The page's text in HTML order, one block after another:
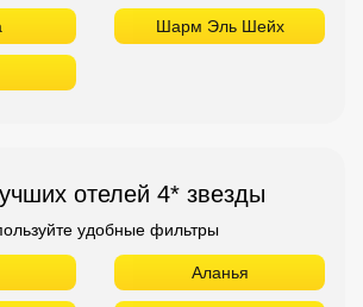
Шарм Эль Шейх
отелей 4* звезды
удобные фильтры
Аланья